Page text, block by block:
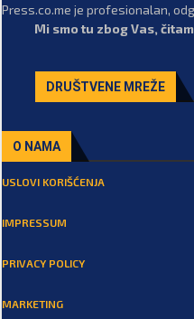
Press.co.me je profesionalan,
Mi smo tu zbog Vas,
DRUŠTVENE MREŽE
O NAMA
USLOVI KORIŠĆENJA
IMPRESSUM
PRIVACY POLICY
MARKETING